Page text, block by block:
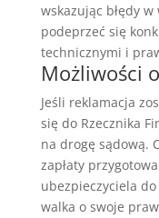
wskazując błędy
podeprzeć się
technicznymi i
Możliwości
Jeśli reklamacja
się do Rzecznika
na drogę sądową.
zapłaty
ubezpieczyciela
walka o swoje